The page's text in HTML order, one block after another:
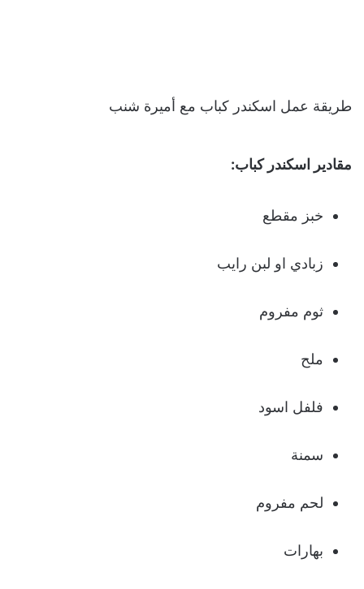
طريقة عمل اسكندر كباب مع أميرة شنب
مقادير اسكندر كباب:
خبز مقطع
زبادي او لبن رايب
ثوم مفروم
ملح
فلفل اسود
سمنة
لحم مفروم
بهارات